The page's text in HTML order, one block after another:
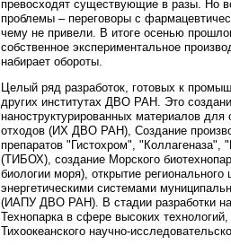
превосходят существующие в разы. Но
проблемы – переговоры с
чему не привели. В итоге осенью
собственное экспериментальное
набирает обороты.
Целый ряд разработок, готовых к
других институтах ДВО РАН. Это
наноструктурированных материалов для
отходов (ИХ ДВО РАН), Создание
препаратов "Гистохром",
(ТИБОХ), создание Морского
биологии моря), открытие
энергетическими системами
(ИАПУ ДВО РАН). В стадии разработки
Технопарка в сфере высоких
Тихоокеанского научно-